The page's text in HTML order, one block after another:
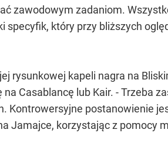
zawodowym zadaniom.
specyfik, który przy bliższych
rysunkowej kapeli nagra na
Casablancę lub Kair. - Trzeba
Kontrowersyjne postanowienie
Jamajce, korzystając z pomocy